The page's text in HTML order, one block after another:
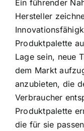
Ein führender
Hersteller
Produktpalette
Lage sein, neue
dem Markt
anzubieten, die
Verbraucher
Produktpalette
die für sie